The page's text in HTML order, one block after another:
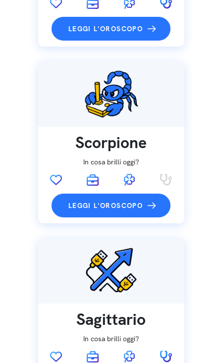
LEGGI L'OROSCOPO
Scorpione
In cosa brilli oggi?
LEGGI L'OROSCOPO
Sagittario
In cosa brilli oggi?